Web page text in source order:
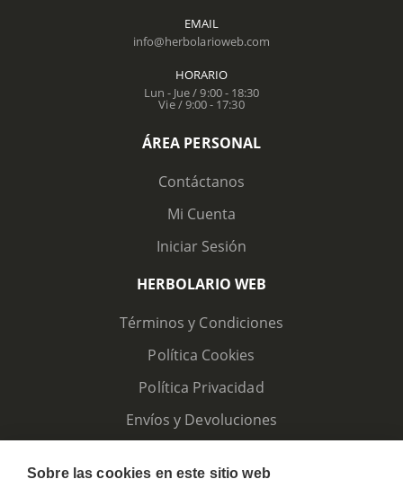
EMAIL
info@herbolarioweb.com
HORARIO
Lun - Jue / 9:00 - 18:30
Vie / 9:00 - 17:30
ÁREA PERSONAL
Contáctanos
Mi Cuenta
Iniciar Sesión
HERBOLARIO WEB
Términos y Condiciones
Política Cookies
Política Privacidad
Envíos y Devoluciones
Sobre las cookies en este sitio web